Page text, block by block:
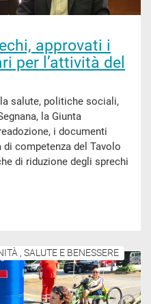
approvati i
per l’attività del
salute, politiche sociali,
la Giunta
i documenti
competenza del Tavolo
di riduzione degli sprechi
, SALUTE E BENESSERE